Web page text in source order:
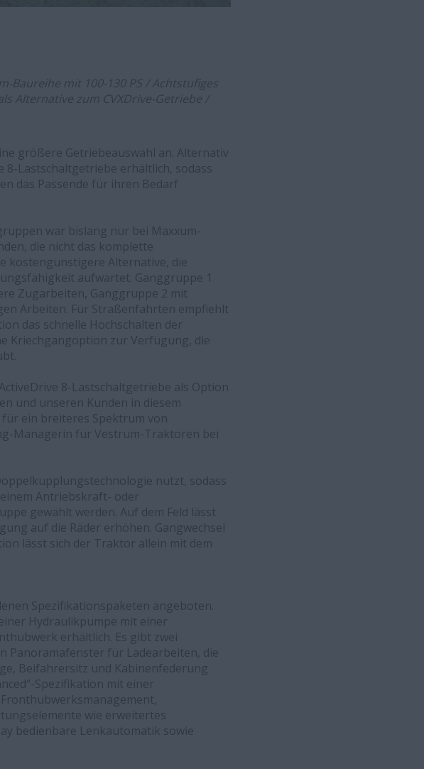
Baureihe mit 100-130 PS / Achtstufiges
Alternative zum CVXDrive-Getriebe /
größere Getriebeauswahl an. Alternativ
8-Lastschaltgetriebe erhältlich, sodass
das Passende für ihren Bedarf
war bislang nur bei Maxxum-
die nicht das komplette
kostengünstigere Alternative, die
aufwartet. Ganggruppe 1
Zugarbeiten, Ganggruppe 2 mit
Arbeiten. Für Straßenfahrten empfiehlt
das schnelle Hochschalten der
Kriechgangoption zur Verfügung, die
8-Lastschaltgetriebe als Option
und unseren Kunden in diesem
ein breiteres Spektrum von
Managerin für Vestrum-Traktoren bei
nutzt, sodass
Antriebskraft- oder
gewählt werden. Auf dem Feld lässt
auf die Räder erhöhen. Gangwechsel
lässt sich der Traktor allein mit dem
Spezifikationspaketen angeboten.
Hydraulikpumpe mit einer
erhältlich. Es gibt zwei
Panoramafenster für Ladearbeiten, die
Beifahrersitz und Kabinenfederung
Spezifikation mit einer
wie erweitertes
bedienbare Lenkautomatik sowie